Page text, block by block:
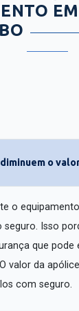
o
o
Isso
que
valor da
com seguro.